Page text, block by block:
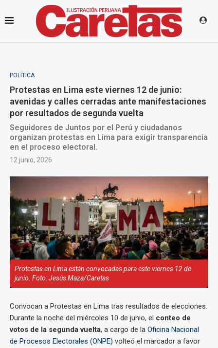
POLÍTICA
Protestas en Lima este viernes 12 de junio:
avenidas y calles cerradas ante manifestaciones
por resultados de segunda vuelta
Seguidores de Juntos por el Perú y ciudadanos
organizan protestas en Lima para exigir transparencia
en el proceso electoral.
12 junio, 2026
Protestas en Lima están convocadas para este viernes 12 de
junio. Foto: Jesús Maza/Caretas
Convocan a Protestas en Lima tras resultados de elecciones.
Durante la noche del miércoles 10 de junio, el conteo de
votos de la segunda vuelta, a cargo de la Oficina Nacional
de Procesos Electorales (ONPE) volteó el marcador a favor